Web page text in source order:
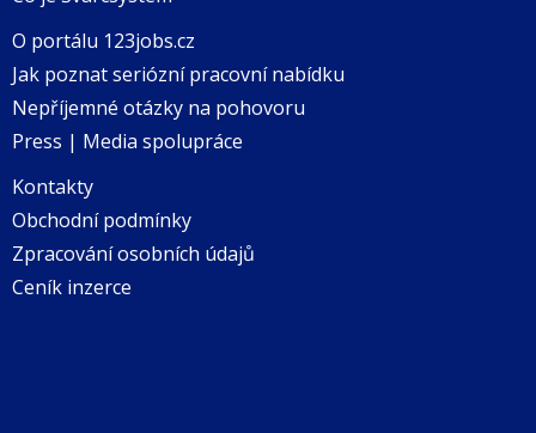
O portálu 123jobs.cz
Jak poznat seriózní pracovní nabídku
Nepříjemné otázky na pohovoru
Press | Media spolupráce
Kontakty
Obchodní podmínky
Zpracování osobních údajů
Ceník inzerce